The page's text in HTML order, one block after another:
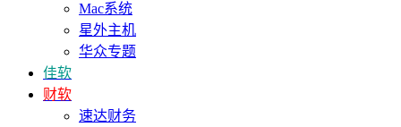
Mac系统
星外主机
华众专题
佳软
财软
速达财务